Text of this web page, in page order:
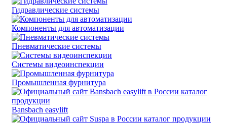
Гидравлические системы
Компоненты для автоматизации
Пневматические системы
Системы видеоинспекции
Промышленная фурнитура
Bansbach easylift